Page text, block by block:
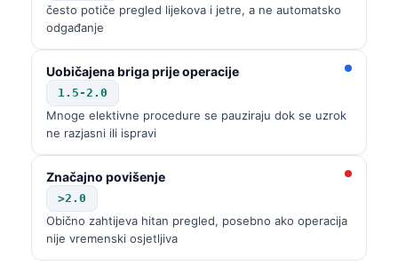
često potiče pregled lijekova i jetre, a ne automatsko
odgađanje
Uobičajena briga prije operacije
1.5-2.0
Mnoge elektivne procedure se pauziraju dok se uzrok
ne razjasni ili ispravi
Značajno povišenje
>2.0
Obično zahtijeva hitan pregled, posebno ako operacija
nije vremenski osjetljiva